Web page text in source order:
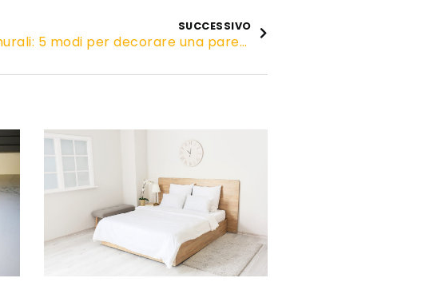
SUCCESSIVO
Decorazioni murali: 5 modi per decorare una parete